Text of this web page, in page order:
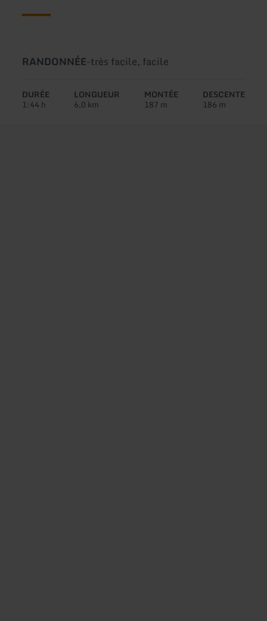
Type
circuit:
RANDONNÉE-Difficulté:
très facile, facile
DURÉE
1:44 h
LONGUEUR
6,0 km
MONTÉE
187 m
DESCENTE
186 m